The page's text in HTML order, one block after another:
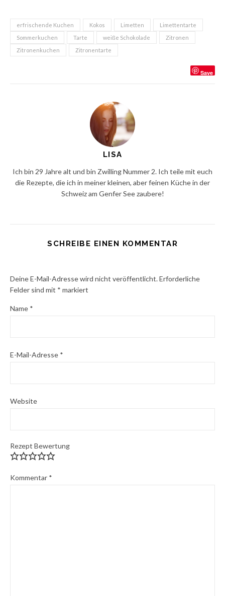
erfrischende Kuchen Kokos Limetten
Limettentarte
Sommerkuchen
Tarte weiße Schokolade
Zitronen
Zitronenkuchen
Zitronentarte
Save
LISA
Ich bin 29 Jahre alt und bin Zwilling Nummer 2. Ich teile mit euch
die Rezepte, die ich in meiner kleinen, aber feinen Küche in der
Schweiz am Genfer See zaubere!
SCHREIBE EINEN KOMMENTAR
Deine E-Mail-Adresse wird nicht veröffentlicht.Erforderliche
Felder sind mit * markiert
Name *
E-Mail-Adresse *
Website
Rezept Bewertung
Kommentar *